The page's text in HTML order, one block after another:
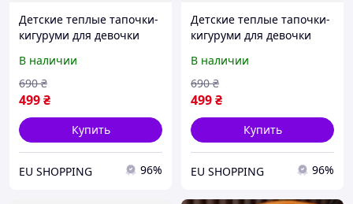
Детские теплые тапочки-
кигуруми для девочки
Сиреневые
(6397233881075)
В наличии
499₴
690 ₴
Купить
EU SHOPPING 96%
Детские теплые тапочки-
кигуруми для девочки
Розовые (6397233891074)
В наличии
499₴
690 ₴
Купить
EU SHOPPING 96%